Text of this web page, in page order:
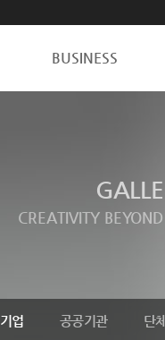
BUSINESS
CREATIVITY
기업 공공기관 단체